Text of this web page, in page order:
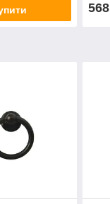
568